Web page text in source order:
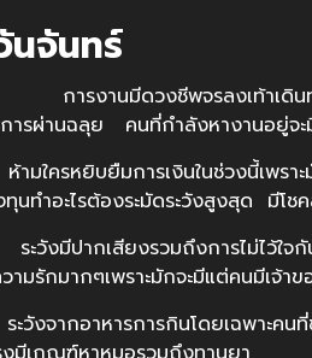
นจันทร์
งานมีดวงชีพจรลงเท้าเดินทา
ารผ่านฉลุย คนที่กำลังหางานอยู่จะ
ครหยิบยืมการเงินในช่วงนี้เพราะ
ทำอะไรต้องระมัดระวังสูงสุด มีโช
มีปากเสียงรวมถึงการไม่ไว้ใจ
วามรักมากๆเพราะมักจะมีแต่คนมีเจ้า
ากอาหารการกินโดยเฉพาะคนที่